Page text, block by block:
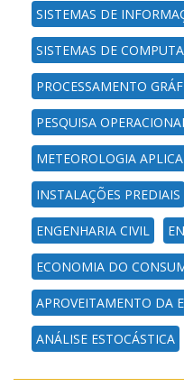
SISTEMAS DE
SISTEMAS DE
PROCESSAMENTO
PESQUISA
METEOROLOGIA
INSTALAÇÕES PREDIAIS
ENGENHARIA CIVIL
ECONOMIA DO
APROVEITAMENTO DA
ANÁLISE ESTOCÁSTICA